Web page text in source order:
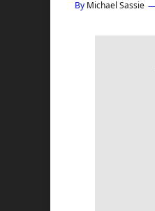
By Michael Sassie